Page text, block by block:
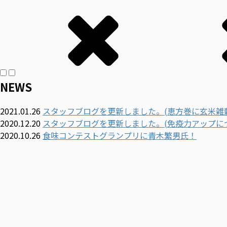
NEWS
2021.01.26 スタッフブログを更新しました。(恵方巻に玄米雑
2020.12.20 スタッフブログを更新しました。(免疫力アップに
2020.10.26食味コンテストグランプリに青木繁男氏！